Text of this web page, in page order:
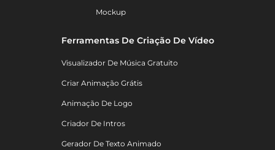
Mockup
Ferramentas De Criação De Vídeo
Visualizador De Música Gratuito
Criar Animação Grátis
Animação De Logo
Criador De Intros
Gerador De Texto Animado